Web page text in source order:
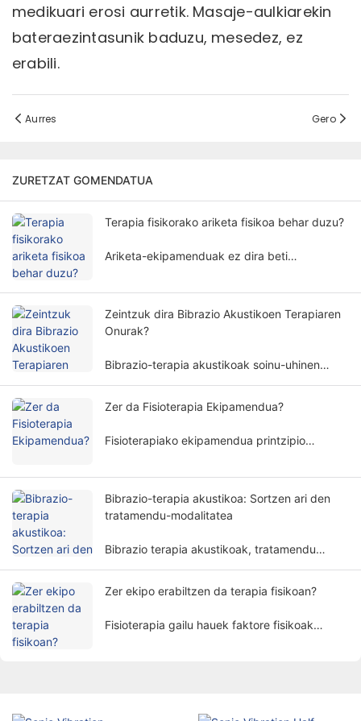
medikuari erosi aurretik. Masaje-aulkiarekin
bateraezintasunik baduzu, mesedez, ez
erabili.
Aurres Gero
ZURETZAT GOMENDATUA
Terapia fisikorako ariketa fisikoa behar duzu?
Ariketa-ekipamenduak ez dira beti
Fisioterapiarako ariketa-ekipamenduaren
beharrak hainbat faktore eta dimentsio ditu.
Zeintzuk dira Bibrazio Akustikoen Terapiaren
Onurak?
Bibrazio-terapia akustikoak soinu-uhinen
inbaditzaile batean tratatzeko, eta asko
ezberdinetan.
Zer da Fisioterapia Ekipamendua?
Fisioterapiako ekipamendua printzipio
duen gailu medikoa da. Pazienteei sintomak
arintzen eta gorputzaren funtzioak
berreskuratzen laguntzen die modu ez
inbaditzaile batean.
Bibrazio-terapia akustikoa: Sortzen ari den
tratamendu-modalitatea
Bibrazio terapia akustikoak, tratamendu
Zer ekipo erabiltzen da terapia fisikoan?
Fisioterapia gailu hauek faktore fisikoak